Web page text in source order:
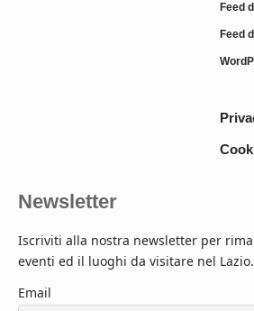
Feed
Feed
Newsletter
Iscriviti alla nostra newsletter per
eventi ed il luoghi da visitare nel Lazio.
Email